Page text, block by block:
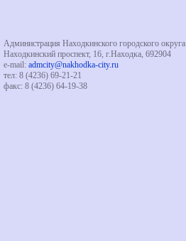
Администрация Находкинского городского округа
Находкинский проспект, 16, г.Находка, 692904
e-mail: admcity@nakhodka-city.ru
тел: 8 (4236) 69-21-21
факс: 8 (4236) 64-19-38